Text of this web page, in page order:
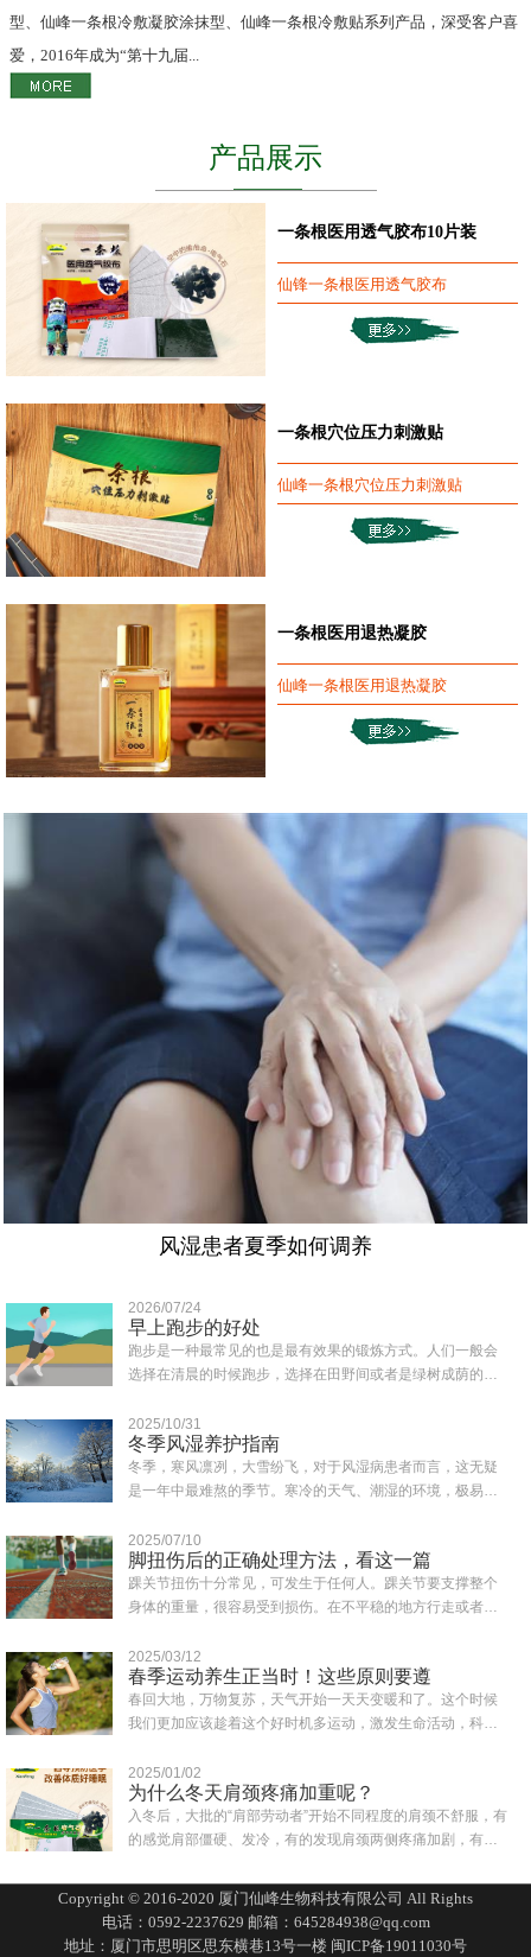
型、仙峰一条根冷敷凝胶涂抹型、仙峰一条根冷敷贴系列产品，深受客户喜
爱，2016年成为“第十九届...
产品展示
一条根医用透气胶布10片装
仙锋一条根医用透气胶布
一条根穴位压力刺激贴
仙峰一条根穴位压力刺激贴
一条根医用退热凝胶
仙峰一条根医用退热凝胶
风湿患者夏季如何调养
2026/07/24
早上跑步的好处
跑步是一种最常见的也是最有效果的锻炼方式。人们一般会
选择在清晨的时候跑步，选择在田野间或者是绿树成荫的地
2025/10/31
冬季风湿养护指南
冬季，寒风凛冽，大雪纷飞，对于风湿病患者而言，这无疑
是一年中最难熬的季节。寒冷的天气、潮湿的环境，极易诱
2025/07/10
脚扭伤后的正确处理方法，看这一篇
踝关节扭伤十分常见，可发生于任何人。踝关节要支撑整个
身体的重量，很容易受到损伤。在不平稳的地方行走或者鞋
2025/03/12
春季运动养生正当时！这些原则要遵
春回大地，万物复苏，天气开始一天天变暖和了。这个时候
我们更加应该趁着这个好时机多运动，激发生命活动，科学
2025/01/02
为什么冬天肩颈疼痛加重呢？
入冬后，大批的“肩部劳动者”开始不同程度的肩颈不舒服，有
的感觉肩部僵硬、发冷，有的发现肩颈两侧疼痛加剧，有的
Copyright © 2016-2020 厦门仙峰生物科技有限公司 All Rights
电话：0592-2237629 邮箱：645284938@qq.com
地址：厦门市思明区思东横巷13号一楼 闽ICP备19011030号